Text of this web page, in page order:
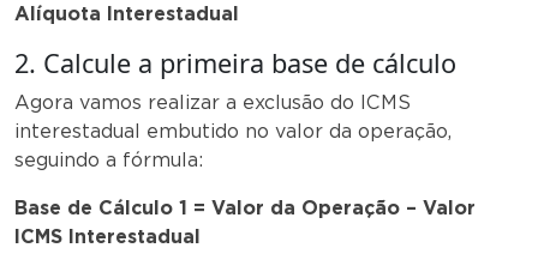
Alíquota Interestadual
2. Calcule a primeira base de cálculo
Agora vamos realizar a exclusão do ICMS
interestadual embutido no valor da operação,
seguindo a fórmula:
Base de Cálculo 1 = Valor da Operação – Valor
ICMS Interestadual